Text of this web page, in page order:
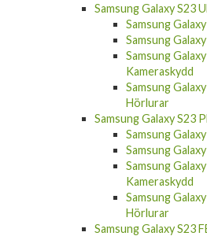
Samsung Galaxy S23
Samsung
Samsung
Samsung
Kameraskydd
Samsung
Hörlurar
Samsung Galaxy S23
Samsung
Samsung
Samsung
Kameraskydd
Samsung
Hörlurar
Samsung Galaxy S23